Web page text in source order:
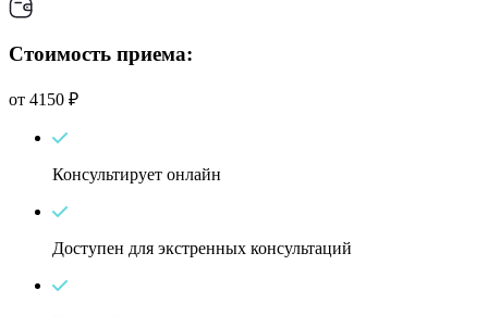
Стоимость приема:
от 4150 ₽
Консультирует онлайн
Доступен для экстренных консультаций